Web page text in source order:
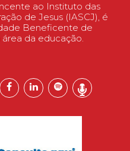
ao Instituto das
de Jesus (IASCJ), é
Beneficente de
área da educação.